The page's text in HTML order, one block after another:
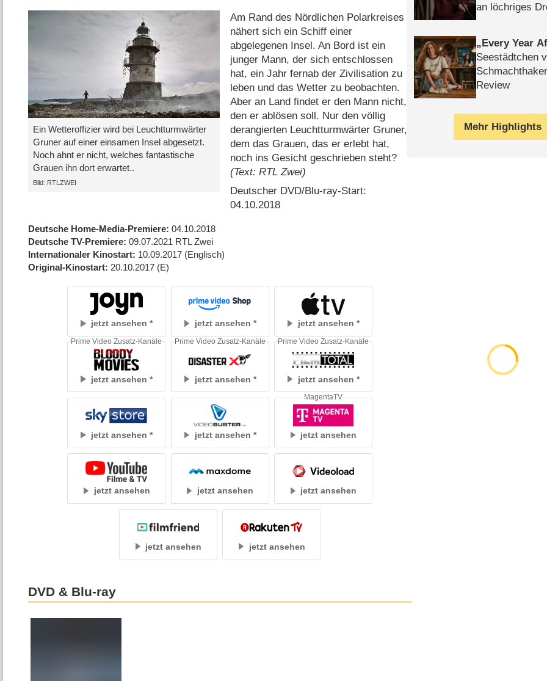
Ein Wetteroffizier wird bei Leuchtturmwärter
Gruner auf einer einsamen Insel abgesetzt.
Noch ahnt er nicht, welches fantastische
Grauen ihn dort erwartet..
Bild: RTLZWEI
Am Rand des Nördlichen Polarkreises
nähert sich ein Schiff einer
abgelegenen Insel. An Bord ist ein
junger Mann, der sich entschlossen
hat, ein Jahr fernab der Zivilisation zu
leben und das Wetter zu beobachten.
Aber an Land findet er den Mann nicht,
den er ablösen soll. Nur den völlig
derangierten Leuchtturmwärter Gruner,
dem das Grauen, das er erlebt hat,
noch ins Gesicht geschrieben steht?
(Text: RTL Zwei)
Deutscher DVD/​Blu-ray-Start:
04.10.2018
Deutsche Home-Media-Premiere 04.10.2018
Deutsche TV-Premiere 09.07.2021 RTL Zwei
Internationaler Kinostart 10.09.2017 (Englisch)
Original-Kinostart 20.10.2017 (E)
jetzt ansehen jetzt ansehen jetzt ansehen
jetzt ansehen
Prime Video Zusatz-Kanäle
jetzt ansehen
Prime Video Zusatz-Kanäle
jetzt ansehen
Prime Video Zusatz-Kanäle
jetzt ansehen jetzt ansehen jetzt ansehen
MagentaTV
jetzt ansehen jetzt ansehen jetzt ansehen
jetzt ansehen jetzt ansehen
DVD & Blu-ray
an löchriges
Every Year
Seestädtchen
Review
Mehr Highlights